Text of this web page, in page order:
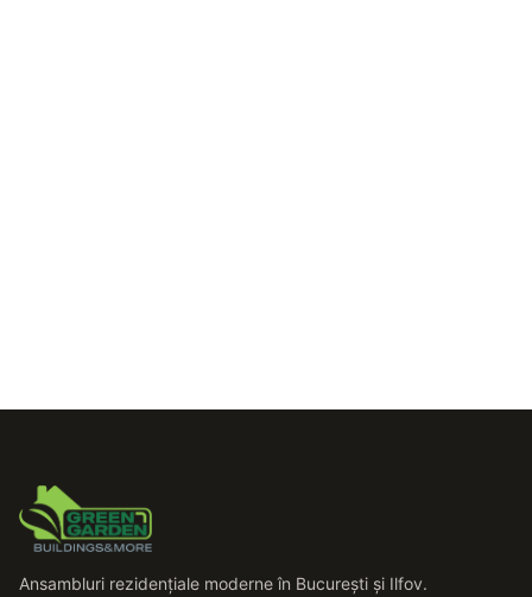
Ansambluri rezidențiale moderne în București și Ilfov.